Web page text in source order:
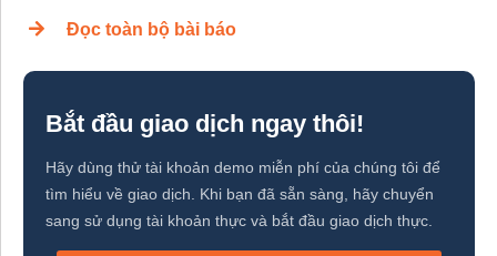
Đọc toàn bộ bài báo
Bắt đầu giao dịch ngay thôi!
Hãy dùng thử tài khoản demo miễn phí của chúng tôi để
tìm hiểu về giao dịch. Khi bạn đã sẵn sàng, hãy chuyển
sang sử dụng tài khoản thực và bắt đầu giao dịch thực.